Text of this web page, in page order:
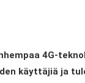
4G-
käyttäjiä ja